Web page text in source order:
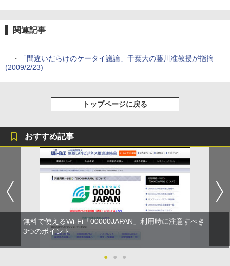
関連記事
・
「間違いだらけのケータイ議論」千葉大の藤川准教授が指摘
(2009/2/23)
トップページに戻る
おすすめ記事
無料で使えるWi-Fi「00000JAPAN」利用時に注意すべき
3つのポイント
● ● ●